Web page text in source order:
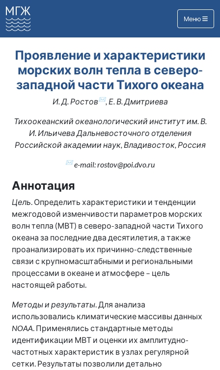
Меню
Проявление и характеристики
морских волн тепла в северо-
западной части Тихого океана
И. Д. Ростов✉, Е. В. Дмитриева
Тихоокеанский океанологический институт им. В.
И. Ильичева Дальневосточного отделения
Российской академии наук, Владивосток, Россия
✉e-mail: rostov@poi.dvo.ru
Аннотация
Цель. Определить характеристики и тенденции
межгодовой изменчивости параметров морских
волн тепла (МВТ) в северо-западной части Тихого
океана за последние два десятилетия, а также
проанализировать их причинно-следственные
связи с крупномасштабными и региональными
процессами в океане и атмосфере – цель
настоящей работы.
Методы и результаты. Для анализа
использовались климатические массивы данных
NOAA. Применялись стандартные методы
идентификации МВТ и оценки их амплитудно-
частотных характеристик в узлах регулярной
сетки. Результаты позволили детально